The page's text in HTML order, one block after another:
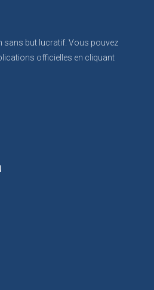
sans but lucratif. Vous pouvez
officielles en cliquant